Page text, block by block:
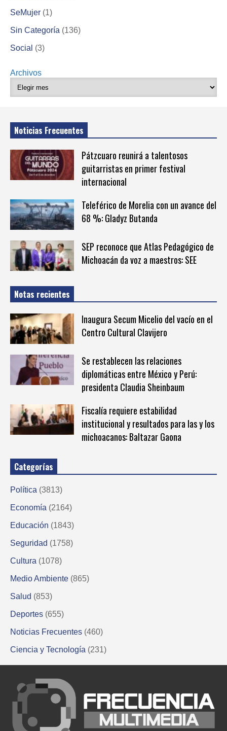
SeMujer (1)
Sin Categoría (136)
Social (3)
Archivos
Noticias Frecuentes
Pátzcuaro reunirá a talentosos
guitarristas en primer festival
internacional
Teleférico de Morelia con un avance del
68 %: Gladyz Butanda
SEP reconoce que Atlas Pedagógico de
Michoacán da voz a maestros: SEE
Notas recientes
Inaugura Secum Micelio del vacío en el
Centro Cultural Clavijero
Se restablecen las relaciones
diplomáticas entre México y Perú:
presidenta Claudia Sheinbaum
Fiscalía requiere estabilidad
institucional y resultados para las y los
michoacanos: Baltazar Gaona
Categorías
Política (3813)
Economía (2164)
Educación (1843)
Seguridad (1758)
Cultura (1078)
Medio Ambiente (865)
Salud (853)
Deportes (655)
Noticias Frecuentes (460)
Ciencia y Tecnología (231)